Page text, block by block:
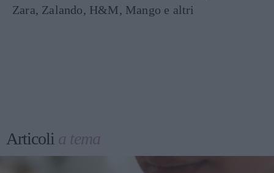
Zara, Zalando, H&M, Mango e altri
Articoli a tema